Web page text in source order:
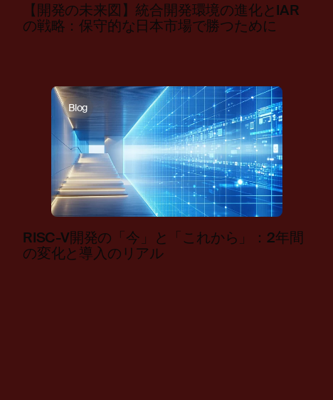
【開発の未来図】統合開発環境の進化とIAR
の戦略：保守的な日本市場で勝つために
Blog
RISC-V開発の「今」と「これから」：2年間
の変化と導入のリアル